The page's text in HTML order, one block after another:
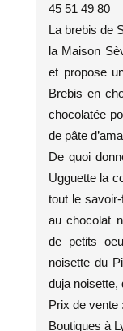
45 51 49 80
La brebis de
la Maison
et propose
Brebis en
chocolatée
de pâte
De quoi
Ugguette la
tout le
au chocolat
de petits
noisette du
duja noisette,
Prix de vente
Boutiques à